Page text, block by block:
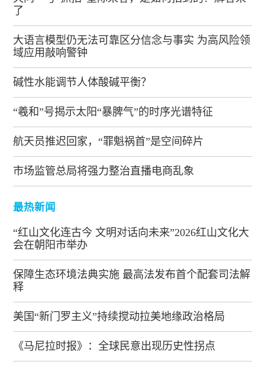
了
大语言模型仍无法可靠区分信念与事实 为高风险领
域应用敲响警钟
碱性水能调节人体酸碱平衡？
“羲和”号揭示太阳“暴脾气”的时序光谱特征
航天员推迟回家，“罪魁祸首”是空间碎片
市场监管总局将强力整治直播电商乱象
最热新闻
“红山文化连古今 文明对话向未来”2026红山文化大
会在朝阳市举办
保障生态环境法典实施 最高法发布首个配套司法解
释
美国“新门罗主义”持续搅动拉美地缘政治格局
《马尼拉时报》：全球民意出现历史性拐点